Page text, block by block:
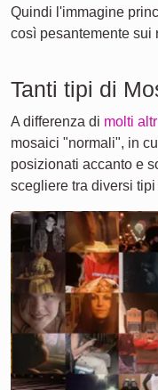
Quindi l'immagine
così pesantemente sui
Tanti tipi di
A differenza di molti
mosaici "normali", in
posizionati accanto e
scegliere tra diversi